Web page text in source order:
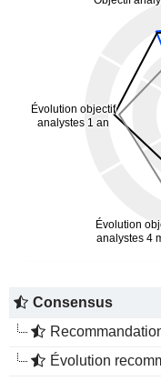
Consensus
Recommandations
Évolution recommandations